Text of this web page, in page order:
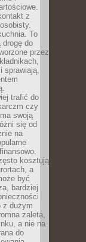
z
To
drogę do
przez
sprawiają,
trafić do
czy
swoją
się od
na
kosztują
a
być
bardziej
z dużym
zaleta,
a nie na
do